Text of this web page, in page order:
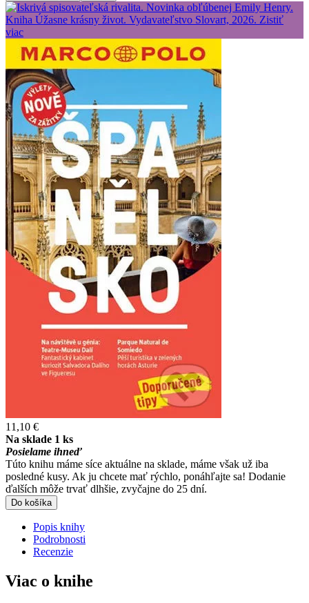
11,10 €
Na sklade 1 ks
Posielame ihneď
Túto knihu máme síce aktuálne na sklade, máme však už iba
posledné kusy. Ak ju chcete mať rýchlo, ponáhľajte sa! Dodanie
ďalších môže trvať dlhšie, zvyčajne do 25 dní.
Do košíka
Popis knihy
Podrobnosti
Recenzie
Viac o knihe